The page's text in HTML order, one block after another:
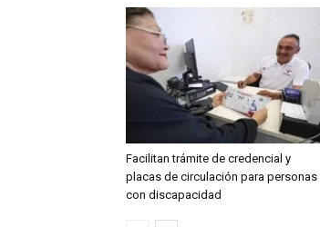
Facilitan trámite de credencial y
placas de circulación para personas
con discapacidad